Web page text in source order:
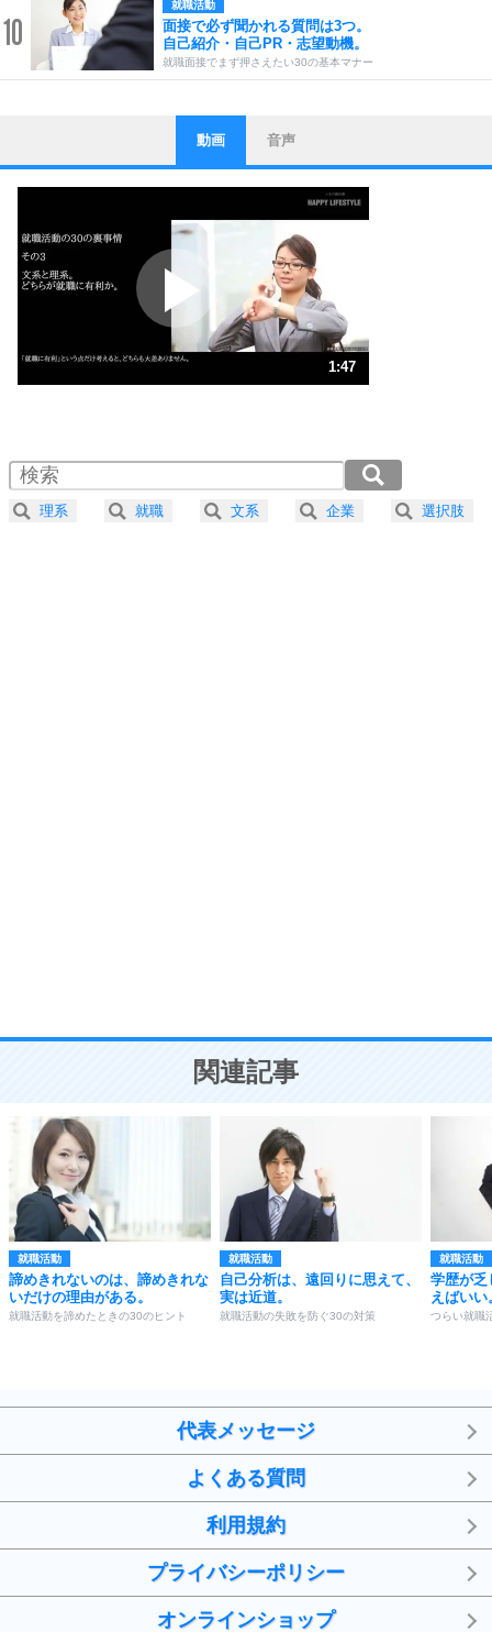
10
就職活動
面接で必ず聞かれる質問は3つ。
自己紹介・自己PR・志望動機。
就職面接でまず押さえたい30の基本マナー
1
ストレス対策
他人と比べない。
いっそのこと、他人を見ない。
いらいらしない人になる30の方法
ポジティブになれない原因は、行動しないから。
ポジティブ思考になる30の方法
ストレス対策
人生、なんとかなるもの。
気楽に生きる30の方法
4 器の大きい人は、怒りを優しさで表現する。
プラス思考
ことが大切。
動画 音声
1:47
2.0倍速 （210KB 53秒）
2.5倍速 （168KB 42秒）
3.0倍速 （140KB 35秒）
理系 就職 文系 企業 選択肢
関連記事
就職活動
諦めきれないのは、諦めきれな
いだけの理由がある。
就職活動を諦めたときの30のヒント
就職活動
自己分析は、遠回りに思えて、
実は近道。
就職活動の失敗を防ぐ30の対策
就職活動
学歴が乏
えばいい
つらい就職
代表メッセージ
よくある質問
利用規約
プライバシーポリシー
オンラインショップ